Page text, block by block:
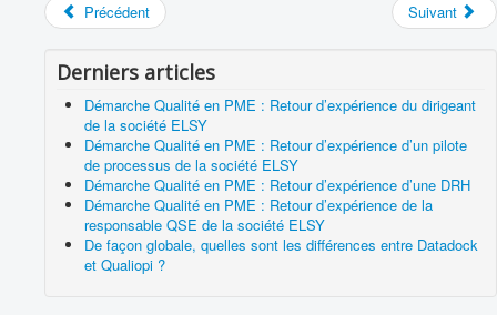
Précédent Suivant
Derniers articles
Démarche Qualité en PME : Retour d’expérience du dirigeant
de la société ELSY
Démarche Qualité en PME : Retour d’expérience d’un pilote
de processus de la société ELSY
Démarche Qualité en PME : Retour d’expérience d’une DRH
Démarche Qualité en PME : Retour d’expérience de la
responsable QSE de la société ELSY
De façon globale, quelles sont les différences entre Datadock
et Qualiopi ?